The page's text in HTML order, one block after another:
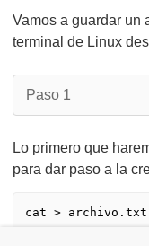
Vamos a guardar un
terminal de Linux
Paso 1
Lo primero que
para dar paso a la